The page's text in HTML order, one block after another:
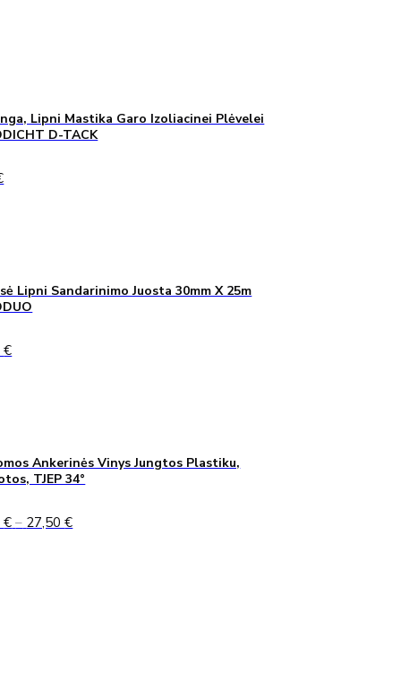
Lipni Mastika Garo Izoliacinei Plėvelei
D-TACK
Lipni Sandarinimo Juosta 30mm X 25m
€
Ankerinės Vinys Jungtos Plastiku,
TJEP 34°
€ – 27,50€Price